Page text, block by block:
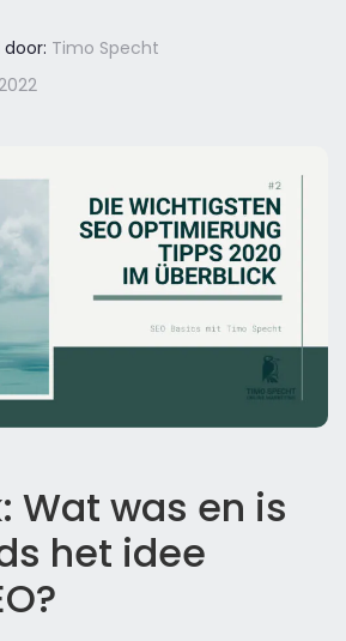
Timo Specht
Wat was en is
het idee